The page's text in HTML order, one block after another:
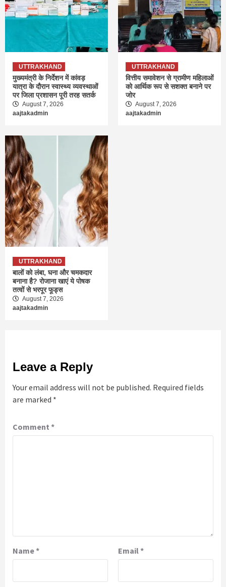
UTTRAKHAND
मुख्यमंत्री के निर्देशन में कांवड़
यात्रा के दौरान स्वास्थ्य व्यवस्थाओं
पर जिला प्रशासन पूरी तरह सतर्क
August 7, 2026
aajtakadmin
UTTRAKHAND
वित्तीय समावेशन से ग्रामीण महिलाओं
को आर्थिक रूप से सशक्त बनाने पर
जोर
August 7, 2026
aajtakadmin
UTTRAKHAND
बालों को लंबा, घना और चमकदार
बनाना है? रोजाना खाएं ये पोषक
तत्वों से भरपूर फूड्स
August 7, 2026
aajtakadmin
Leave a Reply
Your email address will not be published. Required fields
are marked *
Comment *
Name* Email *